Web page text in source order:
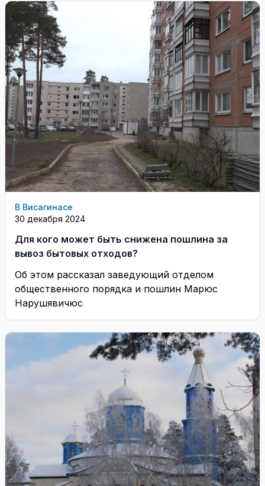
В Висагинасе
30 декабря 2024
Для кого может быть снижена пошлина за
вывоз бытовых отходов?
Об этом рассказал заведующий отделом
общественного порядка и пошлин Марюс
Нарушявичюс